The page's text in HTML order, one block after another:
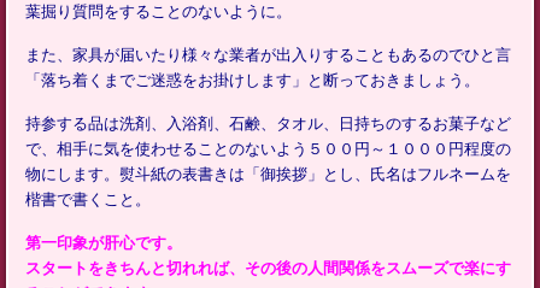
葉掘り質問をすることのないように。
また、家具が届いたり様々な業者が出入りすることもあるのでひと言
「落ち着くまでご迷惑をお掛けします」と断っておきましょう。
持参する品は洗剤、入浴剤、石鹸、タオル、日持ちのするお菓子など
で、相手に気を使わせることのないよう５００円～１０００円程度の
物にします。熨斗紙の表書きは「御挨拶」とし、氏名はフルネームを
楷書で書くこと。
第一印象が肝心です。
スタートをきちんと切れれば、その後の人間関係をスムーズで楽にす